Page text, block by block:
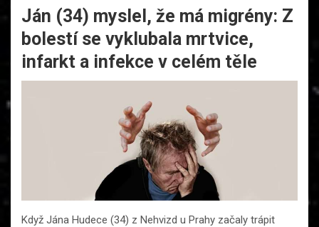
Ján (34) myslel, že má migrény: Z
bolestí se vyklubala mrtvice,
infarkt a infekce v celém těle
Když Jána Hudece (34) z Nehvizd u Prahy začaly trápit